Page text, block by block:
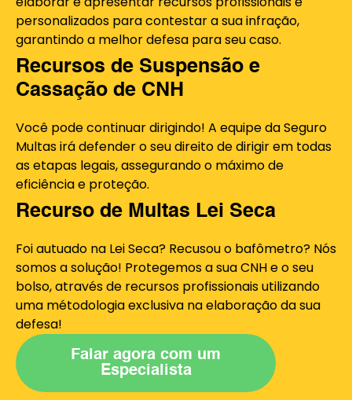
personalizados para contestar a sua infração,
garantindo a melhor defesa para seu caso.
Recursos de Suspensão e
Cassação de CNH
Você pode continuar dirigindo! A equipe da Seguro
Multas irá defender o seu direito de dirigir em todas
as etapas legais, assegurando o máximo de
eficiência e proteção.
Recurso de Multas Lei Seca
Foi autuado na Lei Seca? Recusou o bafômetro? Nós
somos a solução! Protegemos a sua CNH e o seu
bolso, através de recursos profissionais utilizando
uma métodologia exclusiva na elaboração da sua
defesa!
Falar agora com um
Especialista